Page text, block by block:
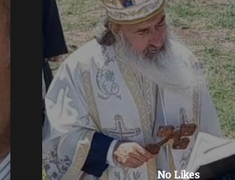
No Likes